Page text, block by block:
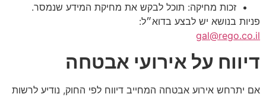
זכות מחיקה: תוכל לבקש את מחיקת המידע שנמסר.
פניות בנושא יש לבצע בדוא״ל:
gal@rego.co.il
דיווח על אירועי אבטחה
אם יתרחש אירוע אבטחה המחייב דיווח לפי החוק, נודיע לרשות